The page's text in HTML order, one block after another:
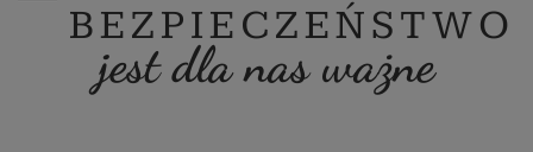
BEZPIECZEŃSTWO
jest dla nas ważne